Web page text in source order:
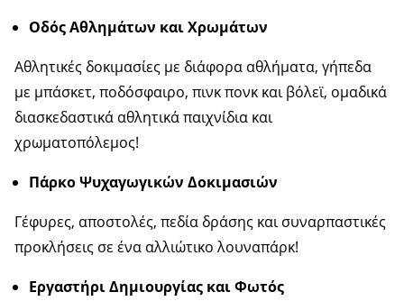
Οδός Αθλημάτων και Χρωμάτων
Αθλητικές δοκιμασίες με διάφορα αθλήματα, γήπεδα
με μπάσκετ, ποδόσφαιρο, πινκ πονκ και βόλεϊ, ομαδικά
διασκεδαστικά αθλητικά παιχνίδια και
χρωματοπόλεμος!
Πάρκο Ψυχαγωγικών Δοκιμασιών
Γέφυρες, αποστολές, πεδία δράσης και συναρπαστικές
προκλήσεις σε ένα αλλιώτικο λουναπάρκ!
Εργαστήρι Δημιουργίας και Φωτός